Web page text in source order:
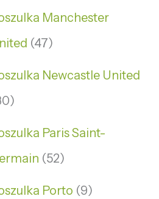
Manchester
47
Newcastle United
Paris Saint-
52
Porto 9